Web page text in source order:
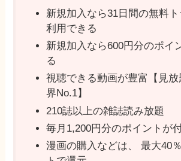
新規加入なら31日間の無料
利用できる
新規加入なら600円分のポイ
る
視聴できる動画が豊富【見
界No.1】
210誌以上の雑誌読み放題
毎月1,200円分のポイントが
漫画の購入などは、 最⼤40